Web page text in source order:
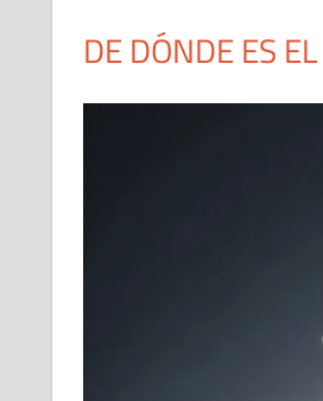
DE DÓNDE ES